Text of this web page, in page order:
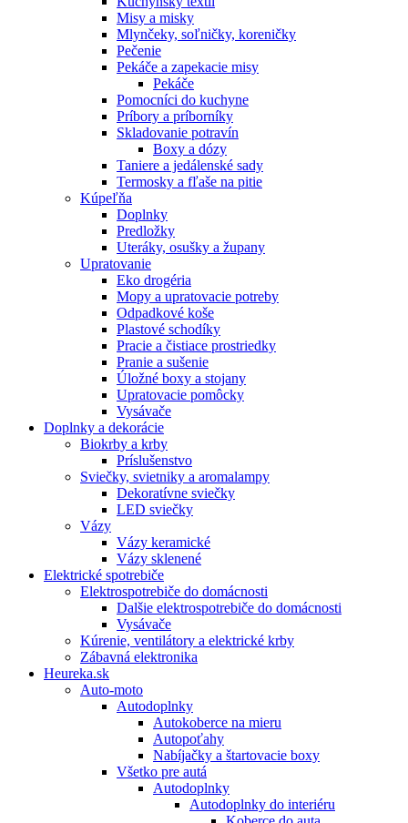
Misy a misky
Mlynčeky, soľničky, koreničky
Pečenie
Pekáče a zapekacie misy
Pekáče
Pomocníci do kuchyne
Príbory a príborníky
Skladovanie potravín
Boxy a dózy
Taniere a jedálenské sady
Termosky a fľaše na pitie
Kúpeľňa
Doplnky
Predložky
Uteráky, osušky a župany
Upratovanie
Eko drogéria
Mopy a upratovacie potreby
Odpadkové koše
Plastové schodíky
Pracie a čistiace prostriedky
Pranie a sušenie
Úložné boxy a stojany
Upratovacie pomôcky
Vysávače
Doplnky a dekorácie
Biokrby a krby
Príslušenstvo
Sviečky, svietniky a aromalampy
Dekoratívne sviečky
LED sviečky
Vázy
Vázy keramické
Vázy sklenené
Elektrické spotrebiče
Elektrospotrebiče do domácnosti
Dalšie elektrospotrebiče do domácnosti
Vysávače
Kúrenie, ventilátory a elektrické krby
Zábavná elektronika
Heureka.sk
Auto-moto
Autodoplnky
Autokoberce na mieru
Autopoťahy
Nabíjačky a štartovacie boxy
Všetko pre autá
Autodoplnky
Autodoplnky do interiéru